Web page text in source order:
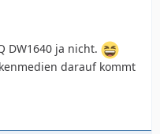
DW1640 ja nicht.
darauf kommt